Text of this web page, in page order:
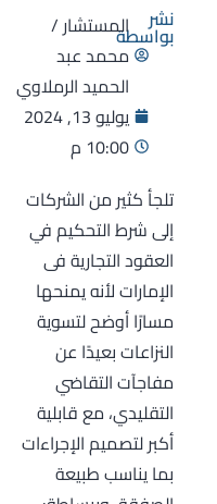
نشر
بواسطةالمستشار /
محمد عبد
الحميد الرملاوي
يوليو 13, 2024
10:00 م
تلجأ كثير من الشركات
إلى شرط التحكيم في
العقود التجارية فى
الإمارات لأنه يمنحها
مسارًا أوضح لتسوية
النزاعات بعيدًا عن
مفاجآت التقاضي
التقليدي، مع قابلية
أكبر لتصميم الإجراءات
بما يناسب طبيعة